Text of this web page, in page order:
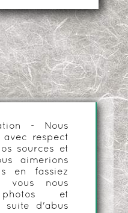
- Nous
avec respect
sources et
aimerions
en fassiez
vous nous
photos et
suite d'abus